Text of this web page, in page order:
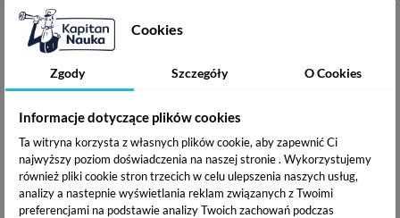
Zagadki obrazkowe Hip, hip, hurra 2–3 lata
Zagadki obrazkowe Re, re, kum, kum 2–3 lata
Zagadki obrazkowe Zabawy logiczne 6–9 lat
978-83-67212-00-7
Autor:Natalia i Krzysztof Minge
Ilustrator: Filip Depa
Producent:EDGARD PUBLISHING sp. z o.o., ul. Belgijska
11/6, 02-511 Warszawa. Tel. +48 22 853-11-38, e-mail:
sklep@edgard.com.pl
Cookies
Zgody Szczegóły O Cookies
Informacje dotyczące plików cookies
Ta witryna korzysta z własnych plików cookie, aby zapewnić Ci
najwyższy poziom doświadczenia na naszej stronie . Wykorzystujemy
również pliki cookie stron trzecich w celu ulepszenia naszych usług,
analizy a nastepnie wyświetlania reklam związanych z Twoimi
preferencjami na podstawie analizy Twoich zachowań podczas